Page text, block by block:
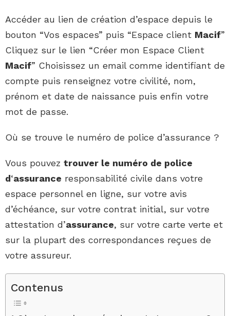
Accéder au lien de création d’espace depuis le
bouton “Vos espaces” puis “Espace client Macif”
Cliquez sur le lien “Créer mon Espace Client
Macif” Choisissez un email comme identifiant de
compte puis renseignez votre civilité, nom,
prénom et date de naissance puis enfin votre
mot de passe.
Où se trouve le numéro de police d’assurance ?
Vous pouvez trouver le numéro de police
d‘assurance responsabilité civile dans votre
espace personnel en ligne, sur votre avis
d’échéance, sur votre contrat initial, sur votre
attestation d’assurance, sur votre carte verte et
sur la plupart des correspondances reçues de
votre assureur.
Contenus